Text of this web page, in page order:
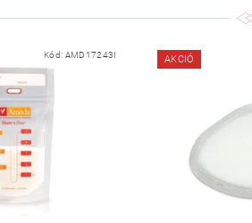
Kód: AMD17243I AKCIÓ